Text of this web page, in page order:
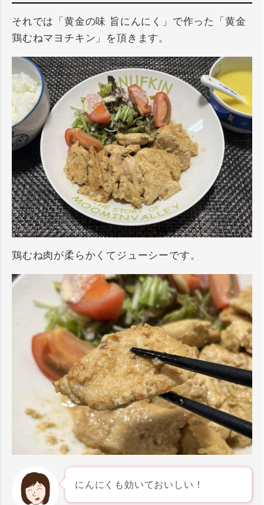
それでは「黄金の味 旨にんにく」で作った「黄金
鶏むねマヨチキン」を頂きます。
鶏むね肉が柔らかくてジューシーです。
にんにくも効いておいしい！